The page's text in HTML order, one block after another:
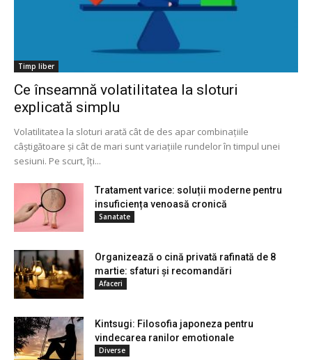
Timp liber
Ce înseamnă volatilitatea la sloturi
explicată simplu
Volatilitatea la sloturi arată cât de des apar combinațiile
câștigătoare și cât de mari sunt variațiile rundelor în timpul unei
sesiuni. Pe scurt, îți...
Tratament varice: soluții moderne pentru
insuficiența venoasă cronică
Sanatate
Organizează o cină privată rafinată de 8
martie: sfaturi și recomandări
Afaceri
Kintsugi: Filosofia japoneza pentru
vindecarea ranilor emotionale
Diverse